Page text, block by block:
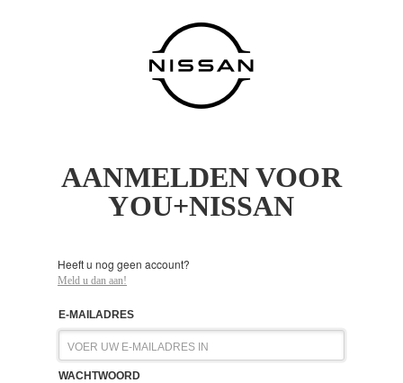
AANMELDEN VOOR
YOU+NISSAN
Heeft u nog geen account?
Meld u dan aan!
E-MAILADRES
WACHTWOORD